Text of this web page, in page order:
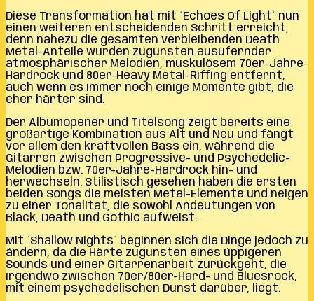
Diese Transformation hat mit ´Echoes Of Light´ nun
einen weiteren entscheidenden Schritt erreicht,
denn nahezu die gesamten verbleibenden Death
Metal-Anteile wurden zugunsten ausufernder
atmosphärischer Melodien, muskulösem 70er-Jahre-
Hardrock und 80er-Heavy Metal-Riffing entfernt,
auch wenn es immer noch einige Momente gibt, die
eher härter sind.
Der Albumopener und Titelsong zeigt bereits eine
großartige Kombination aus Alt und Neu und fängt
vor allem den kraftvollen Bass ein, während die
Gitarren zwischen Progressive- und Psychedelic-
Melodien bzw. 70er-Jahre-Hardrock hin- und
herwechseln. Stilistisch gesehen haben die ersten
beiden Songs die meisten Metal-Elemente und neigen
zu einer Tonalität, die sowohl Andeutungen von
Black, Death und Gothic aufweist.
Mit ´Shallow Nights´ beginnen sich die Dinge jedoch zu
ändern, da die Härte zugunsten eines üppigeren
Sounds und einer Gitarrenarbeit zurückgeht, die
irgendwo zwischen 70er/80er-Hard- und Bluesrock,
mit einem psychedelischen Dunst darüber, liegt.